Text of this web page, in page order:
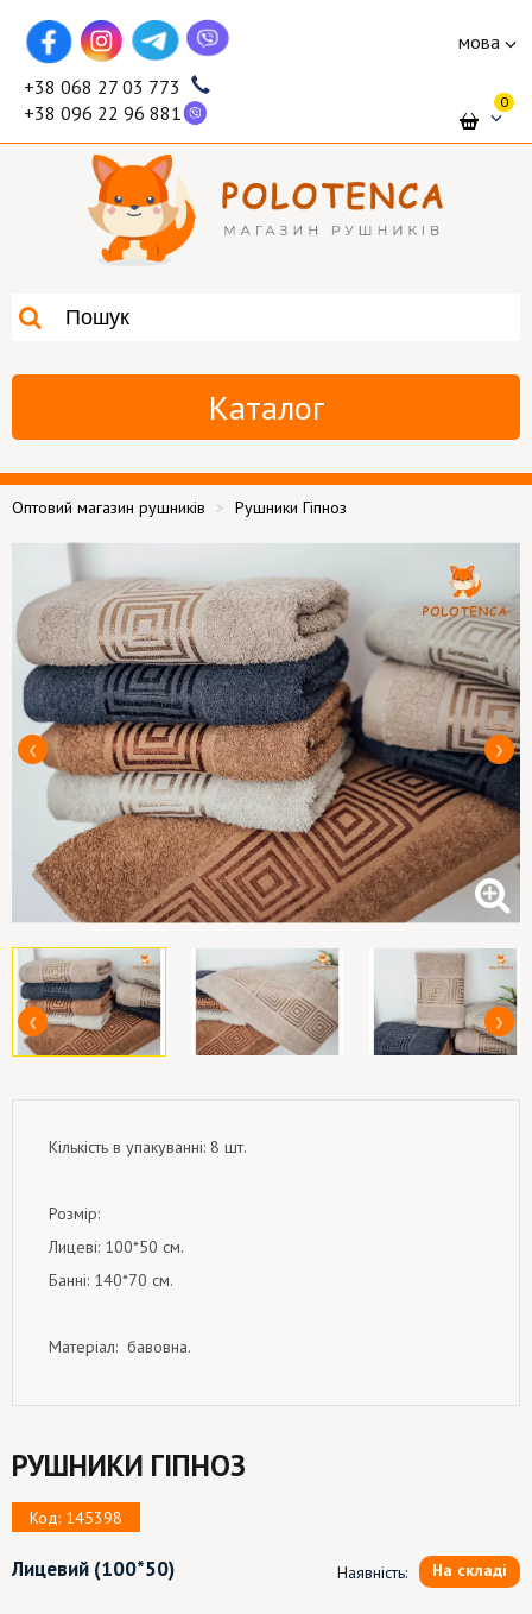
мова
+38 068 27 03 773
+38 096 22 96 881
0
Каталог
Оптовий магазин рушників Рушники Гіпноз
Кількість в упакуванні: 8 шт.
Розмір:
Лицеві: 100*50 см.
Банні: 140*70 см.
Матеріал: бавовна.
РУШНИКИ ГІПНОЗ
Код: 145398
Лицевий (100*50) Наявність: На складі